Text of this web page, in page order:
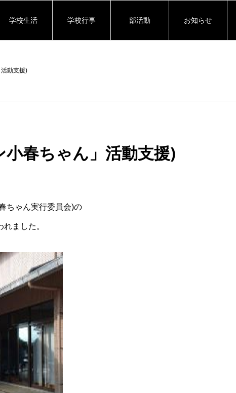
学校生活 学校行事 部活動 お知らせ
動支援)
春ちゃん」活動支援)
ちゃん実行委員会)の
ました。